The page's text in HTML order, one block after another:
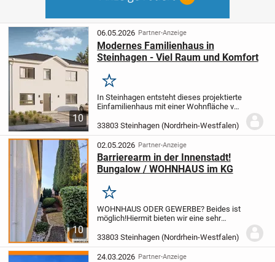
10
06.05.2026 Partner-Anzeige
Modernes Familienhaus in
Steinhagen - Viel Raum und Komfort
Merken
In Steinhagen entsteht dieses projektierte
Einfamilienhaus mit einer Wohnfläche von
- ideal für Familien, die Wert auf Freiraum
legen. Fünf Schlafzimmer, ein...
33803 Steinhagen (Nordrhein-Westfalen)
10
02.05.2026 Partner-Anzeige
Barrierearm in der Innenstadt!
Bungalow / WOHNHAUS im KG
Merken
WOHNHAUS ODER GEWERBE? Beides ist
möglich!Hiermit bieten wir eine sehr
Zentrum von Steinhagen an.Die Immobilie
in Form eines Bungalows eignet sich gut
für...
33803 Steinhagen (Nordrhein-Westfalen)
24.03.2026 Partner-Anzeige